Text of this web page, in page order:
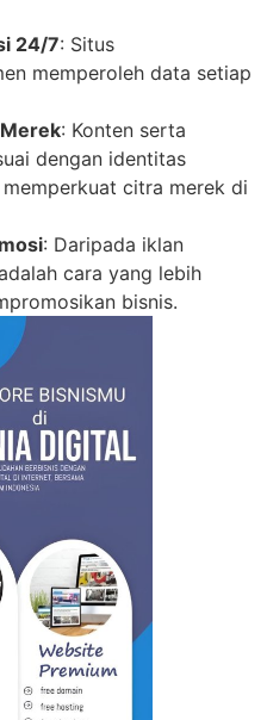
24/7: Situs
memperoleh data setiap
: Konten serta
dengan identitas
citra merek di
: Daripada iklan
cara yang lebih
bisnis.